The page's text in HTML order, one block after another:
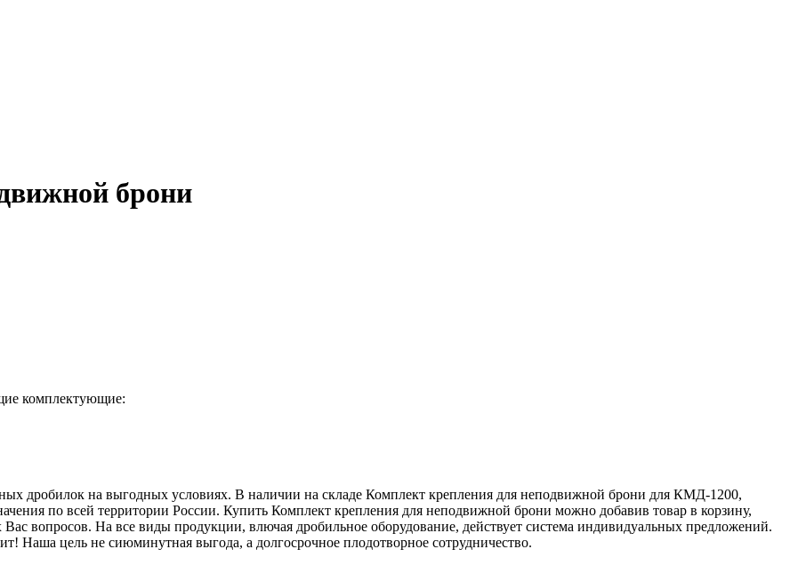
брони
комплектующие:
дробилок на выгодных условиях. В наличии на складе Комплект крепления для неподвижной брони для КМД-1200,
по всей территории России. Купить Комплект крепления для неподвижной брони можно добавив товар в корзину,
вопросов. На все виды продукции, влючая дробильное оборудование, действует система индивидуальных предложений.
Наша цель не сиюминутная выгода, а долгосрочное плодотворное сотрудничество.